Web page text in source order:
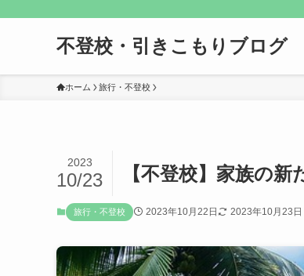
不登校・引きこもりブログ
ホーム 旅行・不登校
【不登校】家族の
2023
10/23
旅行・不登校 2023年10月22日 2023年10月23日